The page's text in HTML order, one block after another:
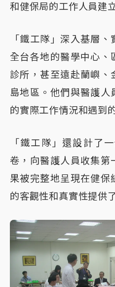
和健保局的工作人員建
「鐵工隊」深入基層
全台各地的醫學中心、
診所，甚至遠赴蘭嶼、
島地區。他們與醫護人
的實際工作情況和遇到
「鐵工隊」還設計了
卷，向醫護人員收集第
果被完整地呈現在健保
的客觀性和真實性提供